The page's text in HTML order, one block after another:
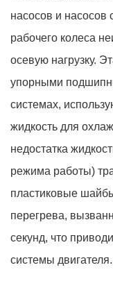
насосов и
рабочего колеса
осевую нагрузку.
упорными
системах,
жидкость для
недостатка
режима работы)
пластиковые
перегрева,
секунд, что
системы двигателя.